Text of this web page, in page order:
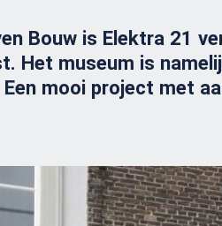
Bouw is Elektra 21
Het museum is
mooi project met